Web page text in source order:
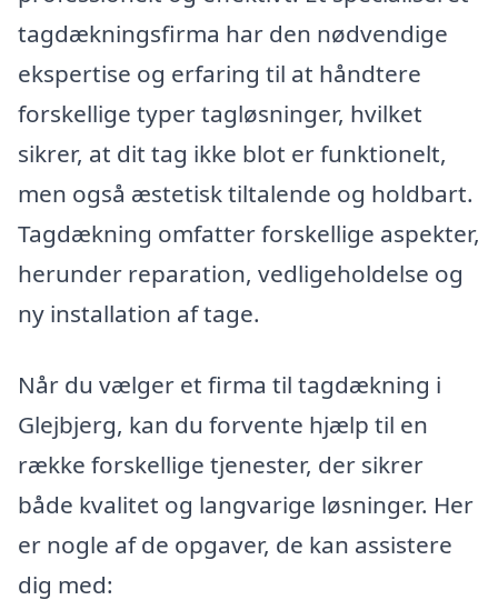
tagdækningsfirma har den nødvendige
ekspertise og erfaring til at håndtere
forskellige typer tagløsninger, hvilket
sikrer, at dit tag ikke blot er funktionelt,
men også æstetisk tiltalende og holdbart.
Tagdækning omfatter forskellige aspekter,
herunder reparation, vedligeholdelse og
ny installation af tage.
Når du vælger et firma til tagdækning i
Glejbjerg, kan du forvente hjælp til en
række forskellige tjenester, der sikrer
både kvalitet og langvarige løsninger. Her
er nogle af de opgaver, de kan assistere
dig med: